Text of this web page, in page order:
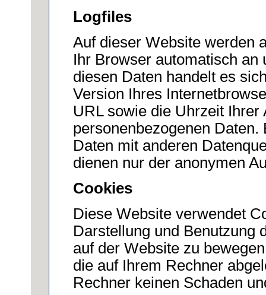
Logfiles
Auf dieser Website werden
Ihr Browser automatisch an
diesen Daten handelt es
Version Ihres
URL sowie die Uhrzeit
personenbezogenen
Daten mit anderen
dienen nur der anonymen
Cookies
Diese Website verwendet
Darstellung und Benutzung
auf der Website zu
die auf Ihrem Rechner
Rechner keinen Schaden